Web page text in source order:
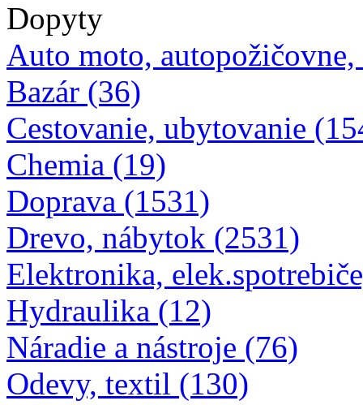
Dopyty
Auto moto,
Bazár (36)
Cestovanie, ubytovanie
Chemia (19)
Doprava (1531)
Drevo, nábytok (2531)
Elektronika,
Hydraulika (12)
Náradie a nástroje (76)
Odevy, textil (130)